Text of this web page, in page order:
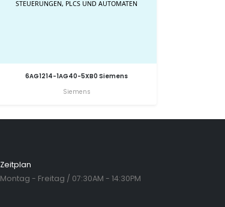
6AG1214-1AG40-5XB0 Siemens
Siemens
Zeitplan
Montag - Freitag / 07:30AM - 14:30PM